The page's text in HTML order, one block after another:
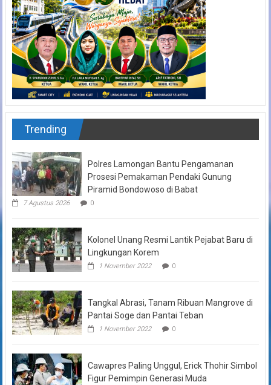
Trending
Polres Lamongan Bantu Pengamanan
Prosesi Pemakaman Pendaki Gunung
Piramid Bondowoso di Babat
7 Agustus 2026 0
Kolonel Unang Resmi Lantik Pejabat Baru di
Lingkungan Korem
1 November 2022 0
Tangkal Abrasi, Tanam Ribuan Mangrove di
Pantai Soge dan Pantai Teban
1 November 2022 0
Cawapres Paling Unggul, Erick Thohir Simbol
Figur Pemimpin Generasi Muda